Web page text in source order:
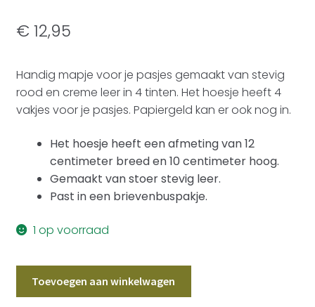
€ 12,95
Handig mapje voor je pasjes gemaakt van stevig
rood en creme leer in 4 tinten. Het hoesje heeft 4
vakjes voor je pasjes. Papiergeld kan er ook nog in.
Het hoesje heeft een afmeting van 12
centimeter breed en 10 centimeter hoog.
Gemaakt van stoer stevig leer.
Past in een brievenbuspakje.
1 op voorraad
Toevoegen aan winkelwagen